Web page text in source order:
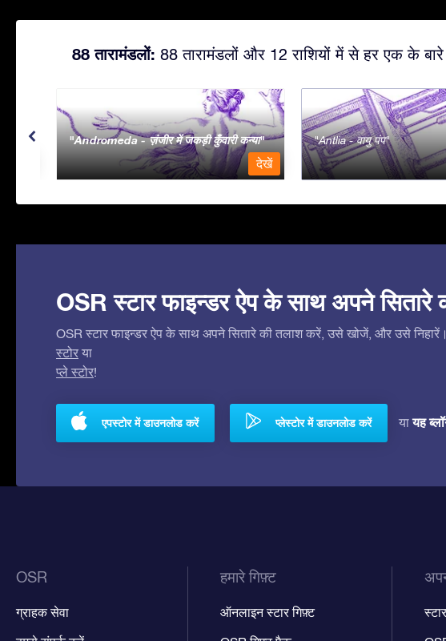
88 तारामंडलों: 88 तारामंडलों और 12 राशियों में से हर एक के
Andromeda - ज़ंजीर में जकड़ी कुँवारी कन्या
देखें
Antlia - वायु पंप
OSR स्टार फाइन्डर ऐप के साथ अपने सितारे
OSR स्टार फाइन्डर ऐप के साथ अपने सितारे की तलाश करें, उसे खोजें, और उसे
स्टोर या
प्ले स्टोर!
एपस्टोर में डाउनलोड करें प्लेस्टोर में डाउनलोड करें यायह
OSR
ग्राहक सेवा
हमारे गिफ़्ट
ऑनलाइन स्टार गिफ़्ट